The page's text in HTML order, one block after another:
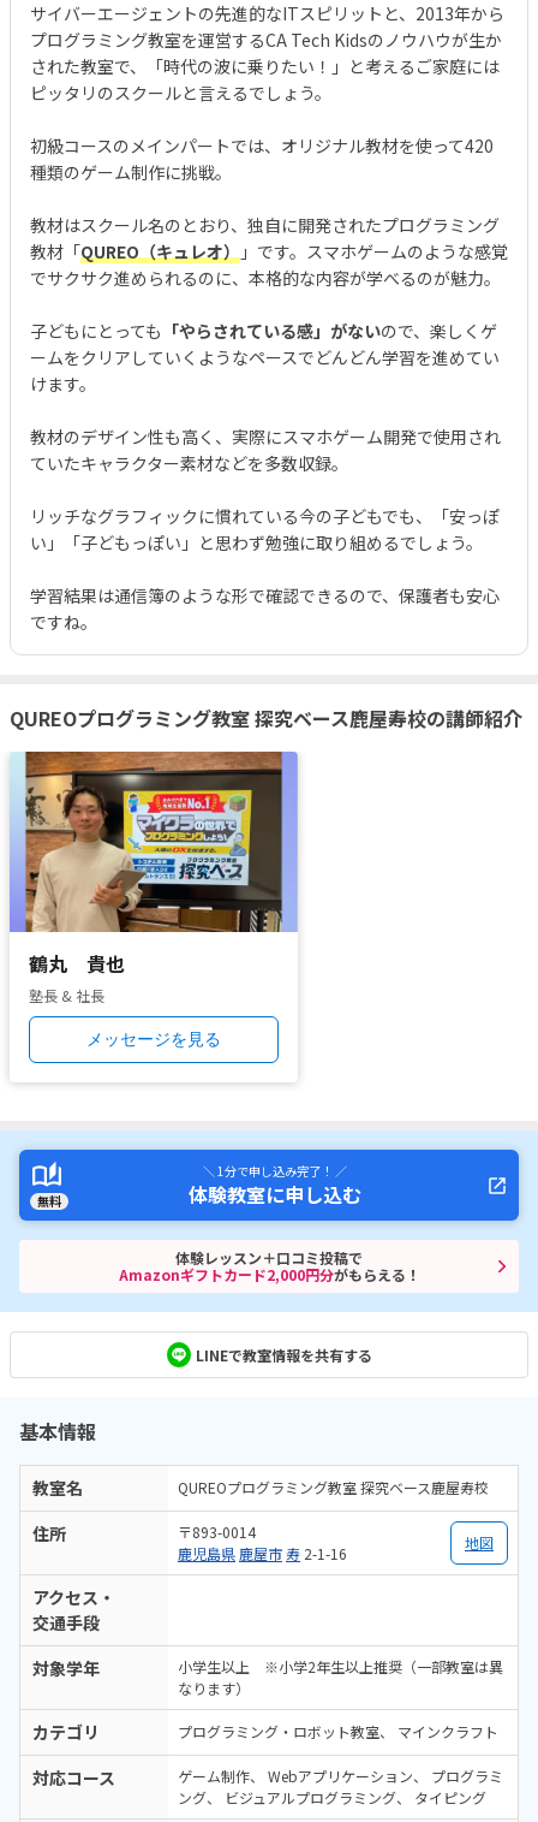
サイバーエージェントの先進的なITスピリットと、2013年から
プログラミング教室を運営するCA Tech Kidsのノウハウが生か
された教室で、「時代の波に乗りたい！」と考えるご家庭には
ピッタリのスクールと言えるでしょう。
初級コースのメインパートでは、オリジナル教材を使って420
種類のゲーム制作に挑戦。
教材はスクール名のとおり、独自に開発されたプログラミング
教材「QUREO（キュレオ） 」です。スマホゲームのような感覚
でサクサク進められるのに、本格的な内容が学べるのが魅力。
子どもにとっても 「やらされている感」がないので、楽しくゲ
ームをクリアしていくようなペースでどんどん学習を進めてい
けます。
教材のデザイン性も高く、実際にスマホゲーム開発で使用され
ていたキャラクター素材などを多数収録。
リッチなグラフィックに慣れている今の子どもでも、「安っぽ
い」「子どもっぽい」と思わず勉強に取り組めるでしょう。
学習結果は通信簿のような形で確認できるので、保護者も安心
ですね。
QUREOプログラミング教室 探究ベース鹿屋寿校の講師紹介
鶴丸 貴也
塾長 & 社長
メッセージを見る
無料
＼ 1分で申し込み完了！ ／
体験教室に申し込む
体験レッスン＋口コミ投稿で
Amazonギフトカード2,000円分がもらえる！
LINEで教室情報を共有する
基本情報
教室名 QUREOプログラミング教室 探究ベース鹿屋寿校
住所
〒893-0014
鹿児島県 鹿屋市寿 2-1-16
地図
アクセス・
交通手段
対象学年
小学生以上 ※小学2年生以上推奨（一部教室は異
なります）
カテゴリ プログラミング・ロボット教室 マインクラフト
対応コース ゲーム制作 Webアプリケーション
プログラミ
ング
ビジュアルプログラミング タイピング